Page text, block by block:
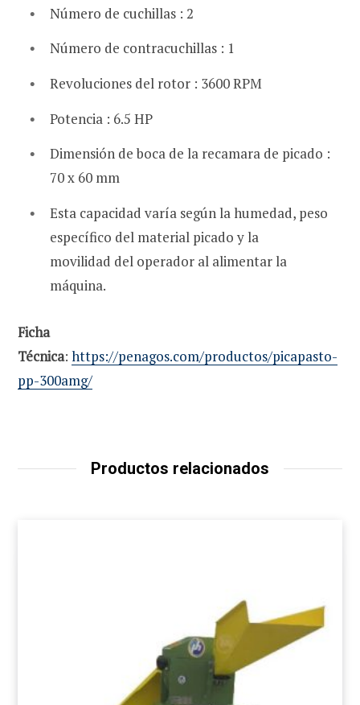
Número de cuchillas : 2
Número de contracuchillas : 1
Revoluciones del rotor : 3600 RPM
Potencia : 6.5 HP
Dimensión de boca de la recamara de picado :
70 x 60 mm
Esta capacidad varía según la humedad, peso
específico del material picado y la
movilidad del operador al alimentar la
máquina.
Ficha
Técnica: https://penagos.com/productos/picapasto-
pp-300amg/
Productos relacionados